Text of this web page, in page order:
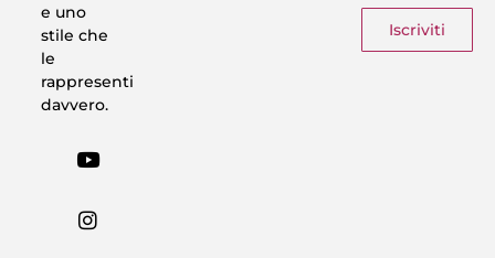
e uno
stile che
le
rappresenti
davvero.
Iscriviti